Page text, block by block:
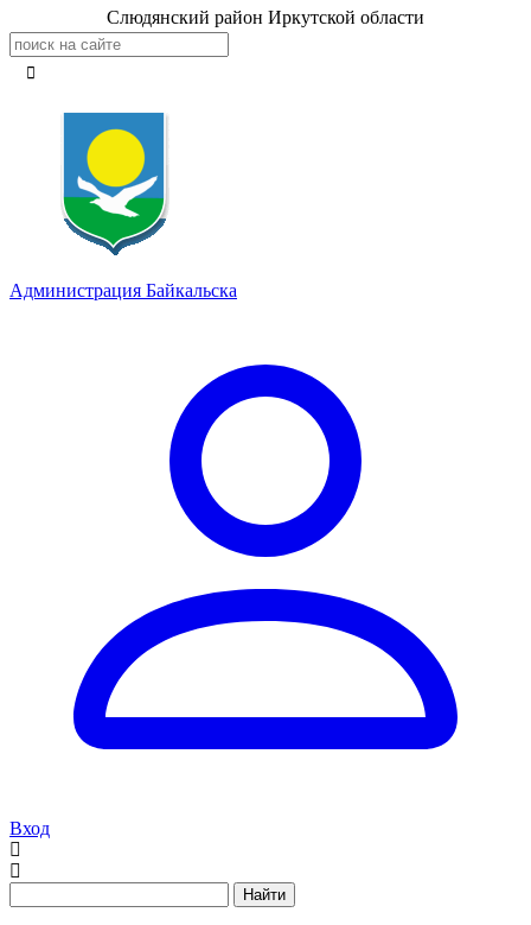
Слюдянский район Иркутской области
Администрация Байкальска
Вход
Найти